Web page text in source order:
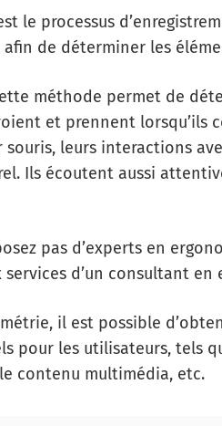
le processus
afin de déterminer les
méthode permet de
et prennent lorsqu’ils
souris, leurs interactions
Ils écoutent aussi
pas d’experts en
d’un consultant en
il est possible
pour les utilisateurs, tels
contenu multimédia, etc.